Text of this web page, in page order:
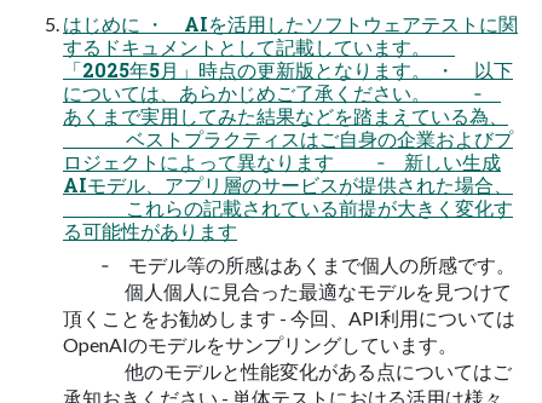
はじめに ・ AIを活用したソフトウェアテストに関
するドキュメントとして記載しています。
「2025年5月」時点の更新版となります。 ・ 以下
については、あらかじめご了承ください。 ‐
あくまで実用してみた結果などを踏まえている為、
ベストプラクティスはご自身の企業およびプ
ロジェクトによって異なります ‐ 新しい生成
AIモデル、アプリ層のサービスが提供された場合、
これらの記載されている前提が大きく変化す
る可能性があります
‐ モデル等の所感はあくまで個人の所感です。
個人個人に見合った最適なモデルを見つけて
頂くことをお勧めします - 今回、API利用については
OpenAIのモデルをサンプリングしています。
他のモデルと性能変化がある点についてはご
承知おきください - 単体テストにおける活用は様々